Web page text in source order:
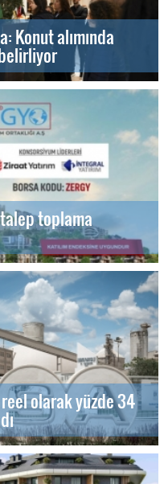
Konut alımında
toplama
reel olarak yüzde 34